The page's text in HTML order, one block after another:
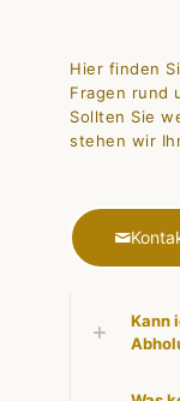
Hier finden
Fragen rund
Sollten Sie
stehen wir
Kann